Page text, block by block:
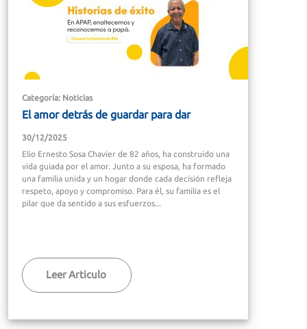
Categoría: Noticias
El amor detrás de guardar para dar
30/12/2025
Elio Ernesto Sosa Chavier de 82 años, ha construido una
vida guiada por el amor. Junto a su esposa, ha formado
una familia unida y un hogar donde cada decisión refleja
respeto, apoyo y compromiso. Para él, su familia es el
pilar que da sentido a sus esfuerzos...
Leer Articulo